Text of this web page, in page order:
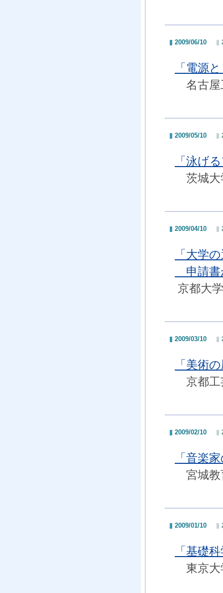
2009/06/10
「電源
名古屋
2009/05/10
「泳げ
茨城大
2009/04/10
「大学
申請書
京都大
2009/03/10
「美術
京都工
2009/02/10
「音楽
宮城教
2009/01/10
「基礎
東京大